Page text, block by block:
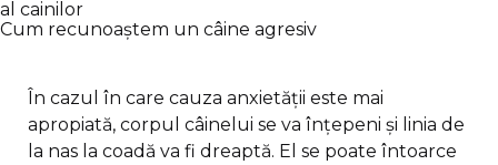
Cum recunoaștem un câine agresiv
În cazul în care cauza anxietății este mai
apropiată, corpul câinelui se va înțepeni și linia de
la nas la coadă va fi dreaptă. El se poate întoarce